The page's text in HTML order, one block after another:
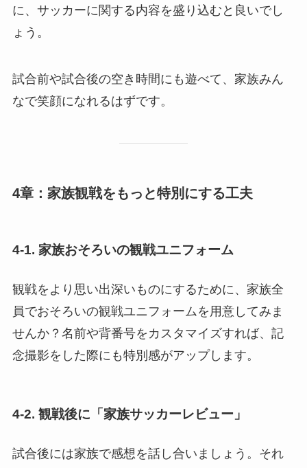
に、サッカーに関する内容を盛り込むと良いでし
ょう。
試合前や試合後の空き時間にも遊べて、家族みん
なで笑顔になれるはずです。
4章：家族観戦をもっと特別にする工夫
4-1. 家族おそろいの観戦ユニフォーム
観戦をより思い出深いものにするために、家族全
員でおそろいの観戦ユニフォームを用意してみま
せんか？名前や背番号をカスタマイズすれば、記
念撮影をした際にも特別感がアップします。
4-2. 観戦後に「家族サッカーレビュー」
試合後には家族で感想を話し合いましょう。それ